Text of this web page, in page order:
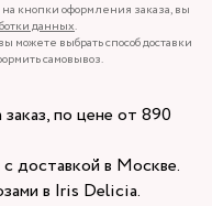
на кнопки оформления заказа, вы
данных.
можете выбрать способ доставки
самовывоз.
по цене от 890
доставкой в Москве.
в Iris Delicia.